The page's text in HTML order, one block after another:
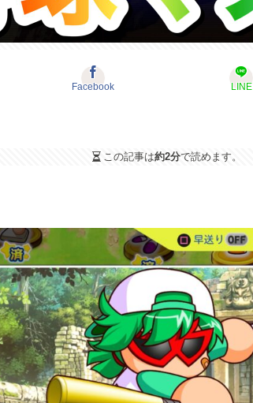
Facebook LINE
この記事は約2分で読めます。